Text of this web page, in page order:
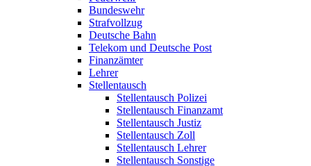
Bundeswehr
Strafvollzug
Deutsche Bahn
Telekom und Deutsche Post
Finanzämter
Lehrer
Stellentausch
Stellentausch Polizei
Stellentausch Finanzamt
Stellentausch Justiz
Stellentausch Zoll
Stellentausch Lehrer
Stellentausch Sonstige